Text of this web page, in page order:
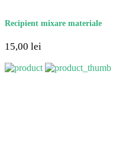
Recipient mixare materiale
15,00 lei